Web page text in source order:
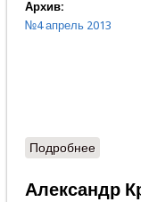
Архив:
№4 апрель 2013
Подробнеео
Александр